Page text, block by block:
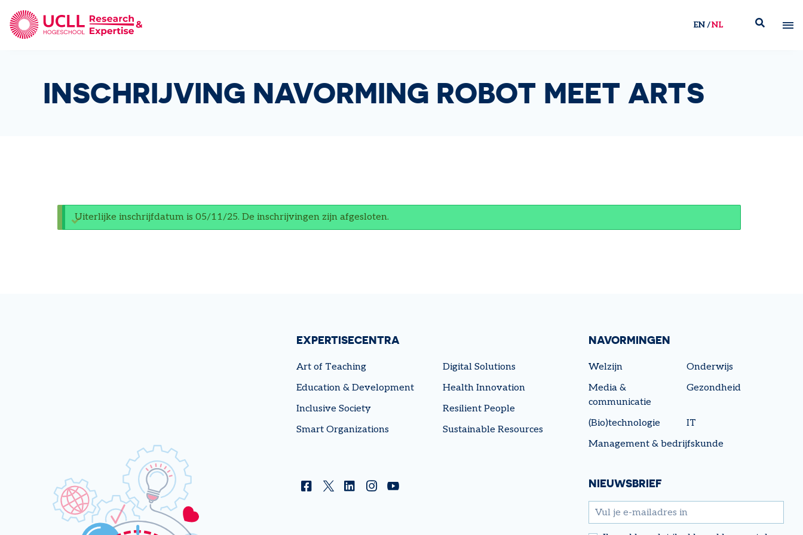
EN NL
INSCHRIJVING NAVORMING ROBOT MEET ARTS
STATUSBERICHT
Uiterlijke inschrijfdatum is 05/11/25. De inschrijvingen zijn afgesloten.
EXPERTISECENTRA
Art of Teaching
Digital Solutions
Education & Development
Health Innovation
Inclusive Society
Resilient People
Smart Organizations
Sustainable Resources
NAVORMINGEN
Welzijn
Onderwijs
Media &
communicatie
Gezondheid
(Bio)technologie
IT
Management & bedrijfskunde
NIEUWSBRIEF
email